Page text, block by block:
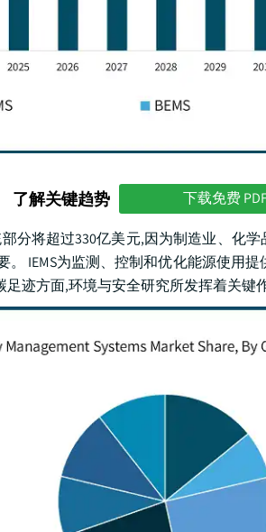
了解关键趋势 下载免费
分将超过330亿美元,因为制造业、化
IEMS为监测、控制和优化能源使用
迹方面,环境与安全研究所发挥着关